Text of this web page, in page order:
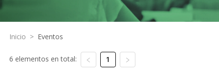
Inicio > Eventos
6 elementos en total: 1